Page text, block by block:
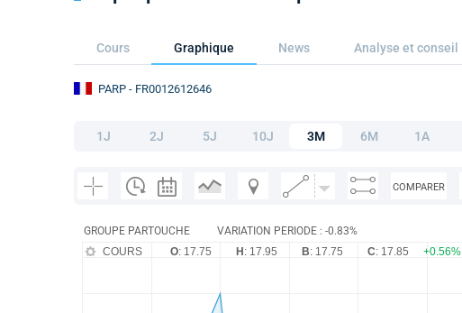
Cours Graphique News Analyse et conseil
PARP - FR0012612646
1J 2J 5J 10J 3M 6M 1A
COMPARER
GROUPE PARTOUCHE VARIATION PERIODE : -0.83%
COURS O: 17.75 H : 17.95 B: 17.75 C: 17.85 +0.56%